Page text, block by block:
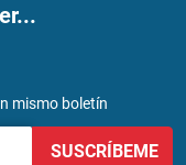
mismo boletín
SUSCRÍBEME